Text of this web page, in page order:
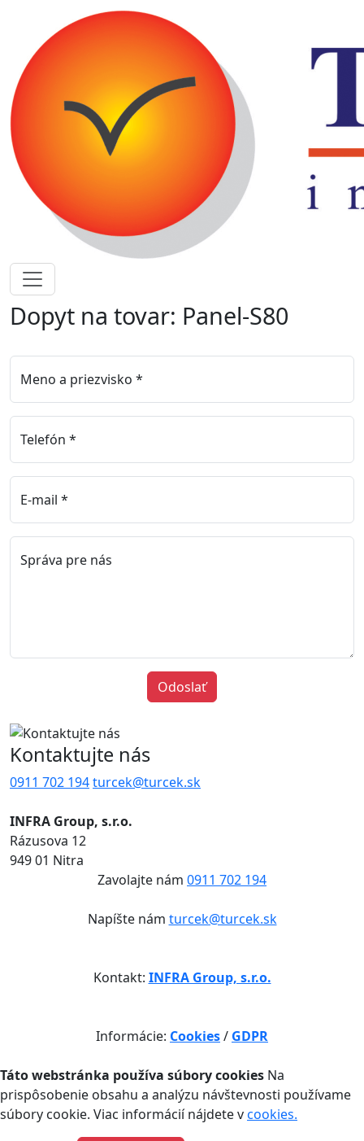
Dopyt na tovar: Panel-S80
Meno a priezvisko *
Telefón *
E-mail *
Správa pre nás
Kontaktujte nás
0911 702 194turcek@turcek.sk
INFRA Group, s.r.o.
Rázusova 12
949 01 Nitra
Zavolajte nám 0911 702 194
Napíšte nám turcek@turcek.sk
Kontakt: INFRA Group, s.r.o.
Informácie: Cookies/ GDPR
Táto webstránka používa súbory cookies Na
prispôsobenie obsahu a analýzu návštevnosti používame
súbory cookie. Viac informácií nájdete vcookies.